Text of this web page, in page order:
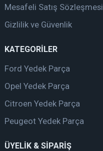
Mesafeli Satış Sözleşmesi
Gizlilik ve Güvenlik
KATEGORİLER
Ford Yedek Parça
Opel Yedek Parça
Citroen Yedek Parça
Peugeot Yedek Parça
ÜYELİK & SİPARİŞ